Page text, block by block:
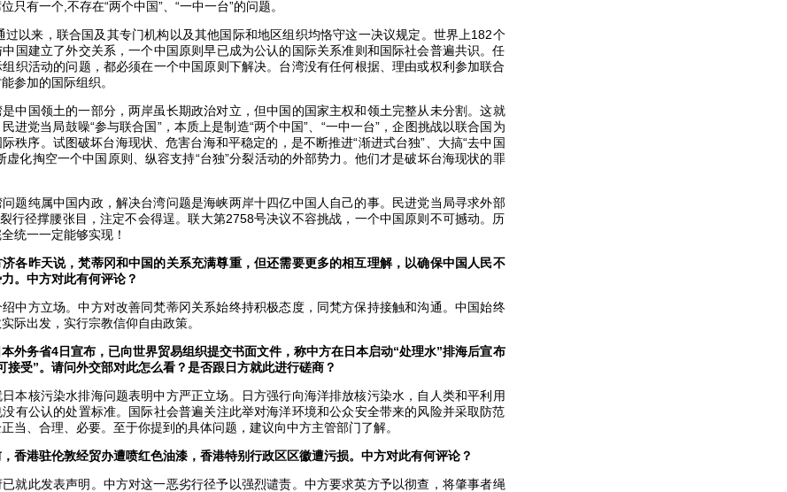
只有一个,不存在“两个中国”、“一中一台”的问题。
过以来，联合国及其专门机构以及其他国际和地区组织均恪守这一决议规定。世界上182个
国建立了外交关系，一个中国原则早已成为公认的国际关系准则和国际社会普遍共识。任
织活动的问题，都必须在一个中国原则下解决。台湾没有任何根据、理由或权利参加联合
参加的国际组织。
中国领土的一部分，两岸虽长期政治对立，但中国的国家主权和领土完整从未分割。这就
进党当局鼓噪“参与联合国”，本质上是制造“两个中国”、“一中一台”，企图挑战以联合国为
秩序。试图破坏台海现状、危害台海和平稳定的，是不断推进“渐进式台独”、大搞“去中国
虚化掏空一个中国原则、纵容支持“台独”分裂活动的外部势力。他们才是破坏台海现状的罪
题纯属中国内政，解决台湾问题是海峡两岸十四亿中国人自己的事。民进党当局寻求外部
行径撑腰张目，注定不会得逞。联大第2758号决议不容挑战，一个中国原则不可撼动。历
统一一定能够实现！
各昨天说，梵蒂冈和中国的关系充满尊重，但还需要更多的相互理解，以确保中国人民不
。中方对此有何评论？
中方立场。中方对改善同梵蒂冈关系始终持积极态度，同梵方保持接触和沟通。中国始终
际出发，实行宗教信仰自由政策。
外务省4日宣布，已向世界贸易组织提交书面文件，称中方在日本启动“处理水”排海后宣布
接受”。请问外交部对此怎么看？是否跟日方就此进行磋商？
本核污染水排海问题表明中方严正立场。日方强行向海洋排放核污染水，自人类和平利用
有公认的处置标准。国际社会普遍关注此举对海洋环境和公众安全带来的风险并采取防范
当、合理、必要。至于你提到的具体问题，建议向中方主管部门了解。
香港驻伦敦经贸办遭喷红色油漆，香港特别行政区区徽遭污损。中方对此有何评论？
就此发表声明。中方对这一恶劣行径予以强烈谴责。中方要求英方予以彻查，将肇事者绳